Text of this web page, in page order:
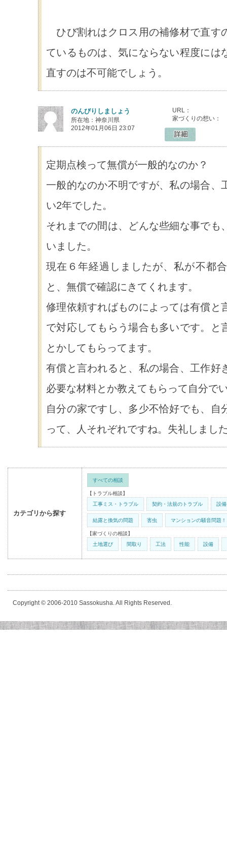
ひび割れはクロス用の補修材で直す
ているものは、気にならない程度には
直すのは不可能でしょう。
のんびりしましょう
所在地：神奈川県
2012年01月06日 23:07
URL：
家づくりの想い：
定期点検って無償が一般的なのか？
一般的なのか不明ですが、私の場合、
い2年でした。
それまでの間は、どんな些細な事でも
いました。
現在６年経過しましたが、私が不都
と、無償で確認にきてくれます。
修理依頼すればものによっては有償と
で対応してもらう場合も多いです。と
とかしてもらってます。
有償と言われると、私の場合、工作好
必要な材料とか教えてもらって自分で
自分の家ですし、多少不恰好でも、自
って、人それぞれですね。失礼しまし
カテゴリから探す
すべての相談
【トラブル相談】
工事ミス・トラブル
契約・法規のトラブル 設
結露と換気の問題 害虫 マンションの騒音問題！
【家づくりの相談】
土地選び
間取り 工法 性能 設備
Copyright © 2006-2010 Sassokusha. All Rights Reserved.